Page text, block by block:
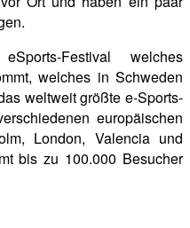
Festival welches
welches in Schweden
weltweit größte e-Sports-
europäischen
London, Valencia und
bis zu 100.000 Besucher